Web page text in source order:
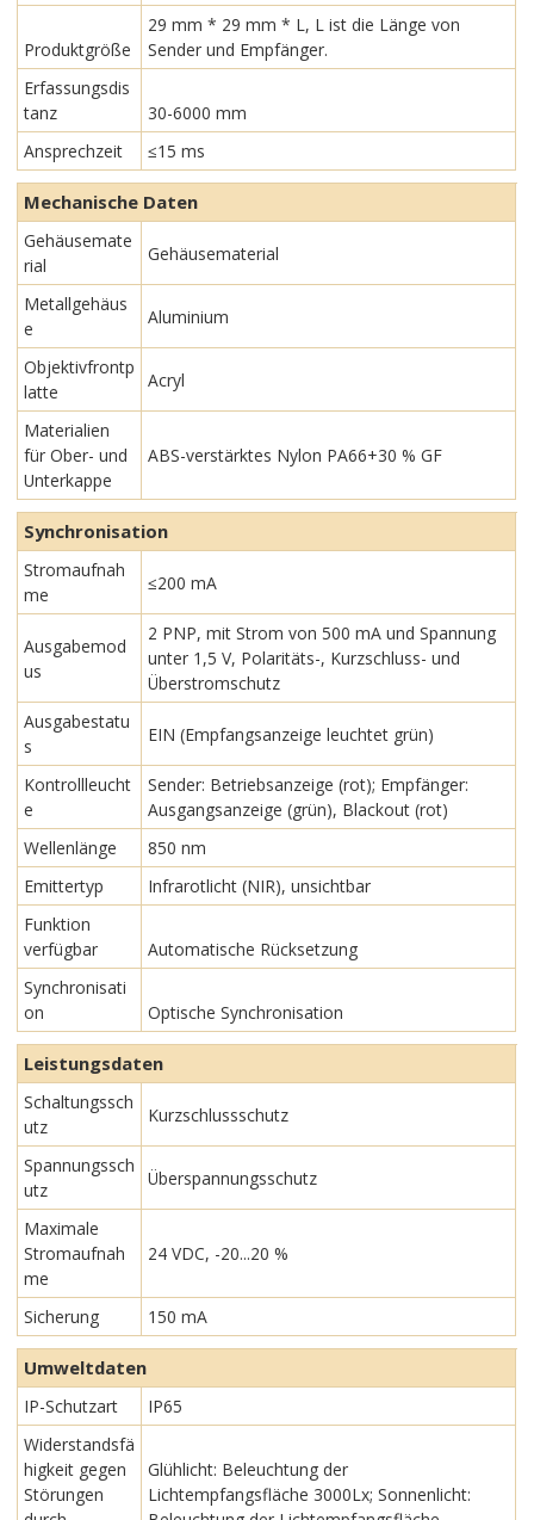
Produktgröße
29 mm * 29 mm * L, L ist die Länge von
Sender und Empfänger.
Erfassungsdis
tanz
30-6000 mm
Ansprechzeit
≤15 ms
Mechanische Daten
Gehäusemate
rial
Gehäusematerial
Metallgehäus
e
Aluminium
Objektivfrontp
latte
Acryl
Materialien
für Ober- und
Unterkappe
ABS-verstärktes Nylon PA66+30 % GF
Synchronisation
Stromaufnah
me
≤200 mA
Ausgabemod
us
2 PNP, mit Strom von 500 mA und Spannung
unter 1,5 V, Polaritäts-, Kurzschluss- und
Überstromschutz
Ausgabestatu
s
EIN (Empfangsanzeige leuchtet grün)
Kontrollleucht
e
Sender: Betriebsanzeige (rot); Empfänger:
Ausgangsanzeige (grün), Blackout (rot)
Wellenlänge
850 nm
Emittertyp
Infrarotlicht (NIR), unsichtbar
Funktion
verfügbar
Automatische Rücksetzung
Synchronisati
on
Optische Synchronisation
Leistungsdaten
Schaltungssch
utz
Kurzschlussschutz
Spannungssch
utz
Überspannungsschutz
Maximale
Stromaufnah
me
24 VDC, -20...20 %
Sicherung 150 mA
Umweltdaten
IP-Schutzart
IP65
Widerstandsfä
higkeit gegen
Störungen
Glühlicht: Beleuchtung der
Lichtempfangsfläche 3000Lx; Sonnenlicht: